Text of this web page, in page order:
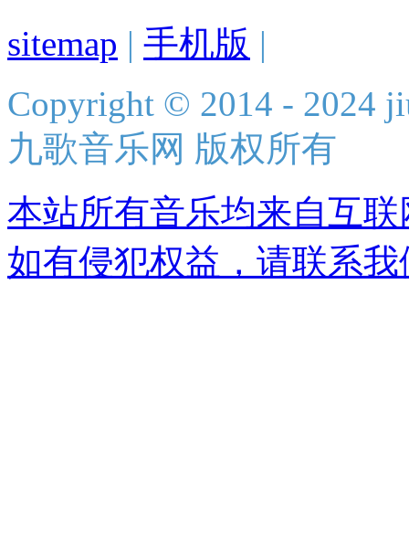
sitemap | 手机版 |
Copyright © 2014 - 2024
九歌音乐网 版权所有
本站所有音乐均来自互
如有侵犯权益，请联系